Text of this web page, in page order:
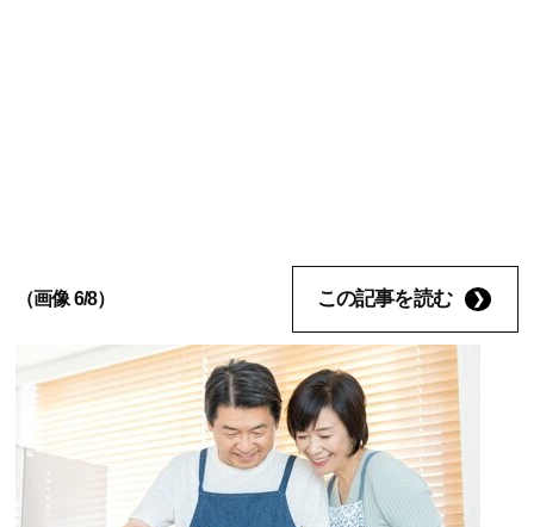
（画像 6/8） この記事を読む